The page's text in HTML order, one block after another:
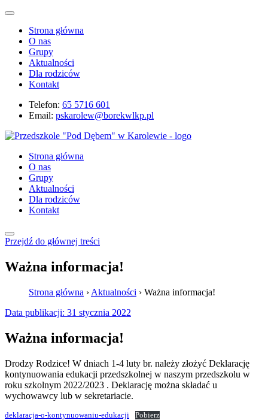
Strona główna
O nas
Grupy
Aktualności
Dla rodziców
Kontakt
Telefon: 65 5716 601
Email: pskarolew@borekwlkp.pl
Strona główna
O nas
Grupy
Aktualności
Dla rodziców
Kontakt
Przejdź do głównej treści
Ważna informacja!
Strona główna › Aktualności › Ważna informacja!
Data publikacji: 31 stycznia 2022
Ważna informacja!
Drodzy Rodzice! W dniach 1-4 luty br. należy złożyć Deklarację
kontynuowania edukacji przedszkolnej w naszym przedszkolu w
roku szkolnym 2022/2023 . Deklarację można składać u
wychowawcy lub w sekretariacie.
deklaracja-o-kontynuowaniu-edukacji Pobierz